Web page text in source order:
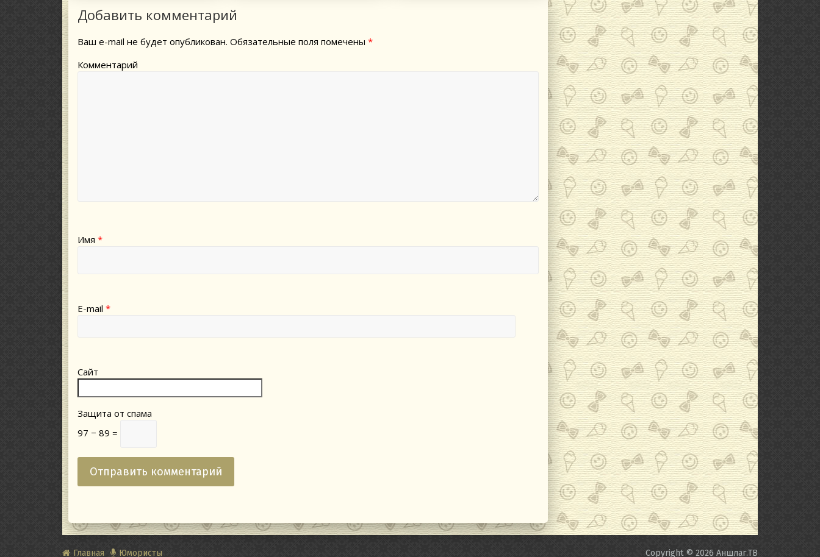
Добавить комментарий
Ваш e-mail не будет опубликован. Обязательные поля помечены *
Комментарий
Имя *
E-mail *
Сайт
Защита от спама
97 − 89 =
Главная Юмористы Copyright © 2026 Аншлаг.ТВ